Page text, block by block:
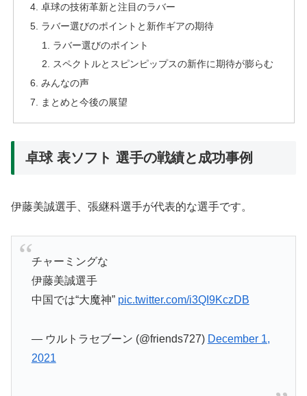
卓球の技術革新と注目のラバー
ラバー選びのポイントと新作ギアの期待
ラバー選びのポイント
スペクトルとスピンピップスの新作に期待が膨らむ
みんなの声
まとめと今後の展望
卓球 表ソフト 選手の戦績と成功事例
伊藤美誠選手、張継科選手が代表的な選手です。
チャーミングな
伊藤美誠選手
中国では“大魔神” pic.twitter.com/i3QI9KczDB
— ウルトラセブーン (@friends727) December 1,
2021